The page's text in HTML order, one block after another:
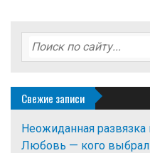
Свежие записи
Неожиданная
Любовь — кого выбрал